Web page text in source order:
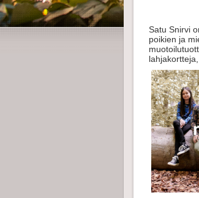
Satu Snirvi
poikien ja